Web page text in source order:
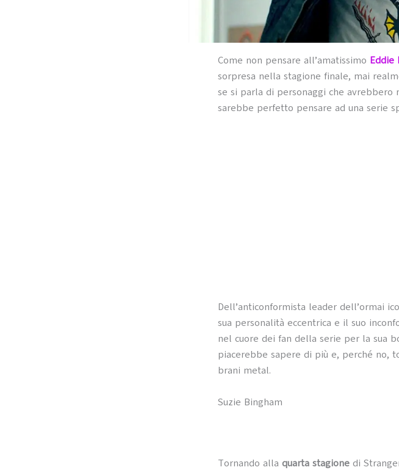
Come non pensare all’amatissimo Eddie
sorpresa nella stagione finale, mai
se si parla di personaggi che
sarebbe perfetto pensare ad una serie
Dell’anticonformista leader dell’ormai
sua personalità eccentrica e il suo
nel cuore dei fan della serie per la sua
piacerebbe sapere di più e, perché no,
brani metal.
Suzie Bingham
Tornando alla quarta stagione di